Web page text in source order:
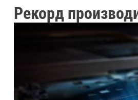
Рекорд